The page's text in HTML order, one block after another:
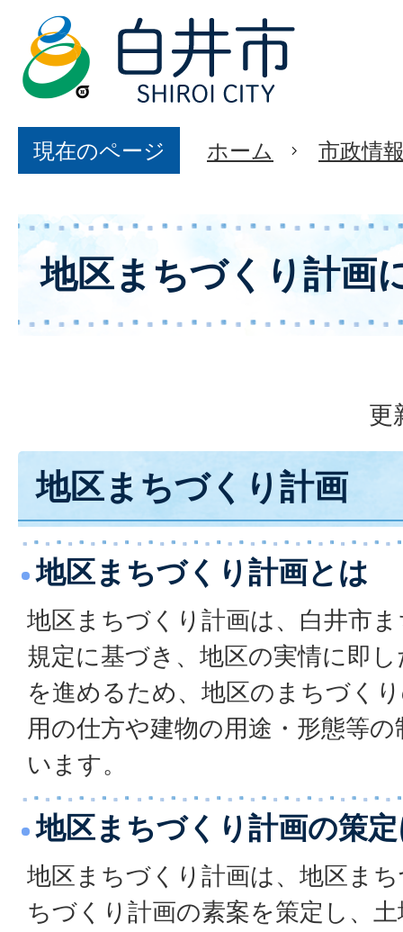
現在のページ ホーム 市政情
地区まちづくり計画
更
地区まちづくり計画
地区まちづくり計画とは
地区まちづくり計画は、白井市
規定に基づき、地区の実情に即
を進めるため、地区のまちづく
用の仕方や建物の用途・形態等
います。
地区まちづくり計画の策
地区まちづくり計画は、地区ま
ちづくり計画の素案を策定し、